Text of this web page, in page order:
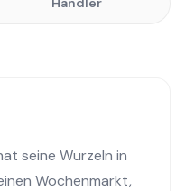
seine Wurzeln in
Wochenmarkt,